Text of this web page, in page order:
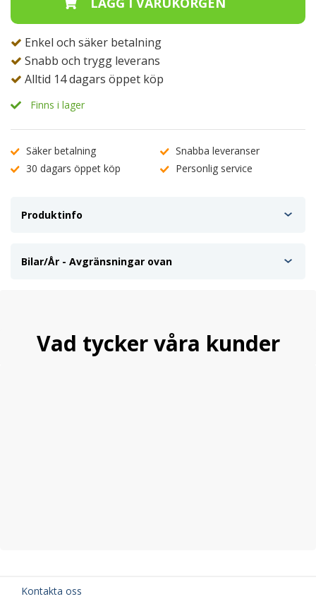
Enkel och säker betalning
Snabb och trygg leverans
Alltid 14 dagars öppet köp
Finns i lager
Säker betalning
Snabba leveranser
30 dagars öppet köp
Personlig service
Produktinfo
Bilar/År - Avgränsningar ovan
Vad tycker våra kunder
Kontakta oss